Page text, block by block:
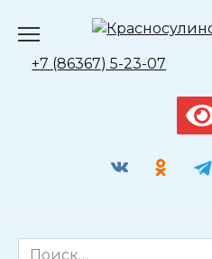
содержанию
+7 (86367) 5-23-07
Search